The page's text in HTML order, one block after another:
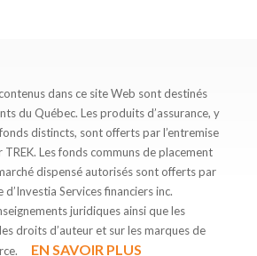
dans ce site Web sont destinés
du Québec. Les produits d’assurance, y
distincts, sont offerts par l’entremise
TREK. Les fonds communs de placement
dispensé autorisés sont offerts par
d’Investia Services financiers inc.
juridiques ainsi que les
droits d’auteur et sur les marques de
EN SAVOIR PLUS